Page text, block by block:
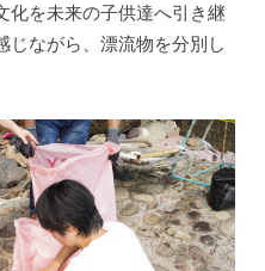
化を未来の子供達へ引き継
じながら、漂流物を分別し